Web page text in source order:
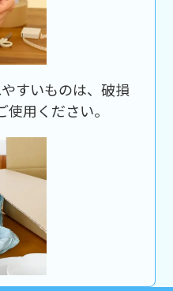
すいものは、破損
用ください。